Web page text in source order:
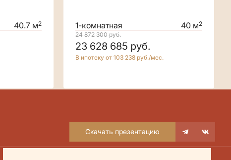
40.7 м2
1-комнатная 40 м2
24 872 300руб.
23 628 685 руб.
В ипотеку от 103 238 руб./мес.
Скачать презентацию